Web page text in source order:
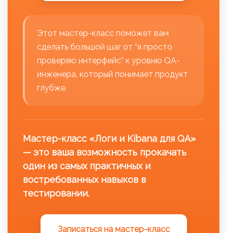
Этот мастер-класс поможет вам
сделать большой шаг от “я просто
проверяю интерфейс” к уровню QA-
инженера, который понимает продукт
глубже.
Мастер-класс «Логи и Kibana для QA»
— это ваша возможность прокачать
один из самых практичных и
востребованных навыков в
тестировании.
Записаться на мастер-класс